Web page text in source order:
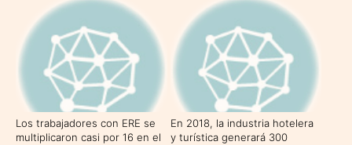
Los trabajadores con ERE se
multiplicaron casi por 16 en el
En 2018, la industria hotelera
y turística generará 300